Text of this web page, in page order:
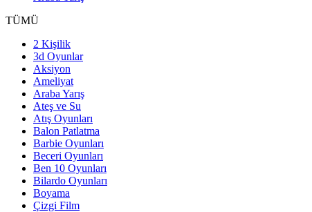
TÜMÜ
2 Kişilik
3d Oyunlar
Aksiyon
Ameliyat
Araba Yarış
Ateş ve Su
Atış Oyunları
Balon Patlatma
Barbie Oyunları
Beceri Oyunları
Ben 10 Oyunları
Bilardo Oyunları
Boyama
Çizgi Film